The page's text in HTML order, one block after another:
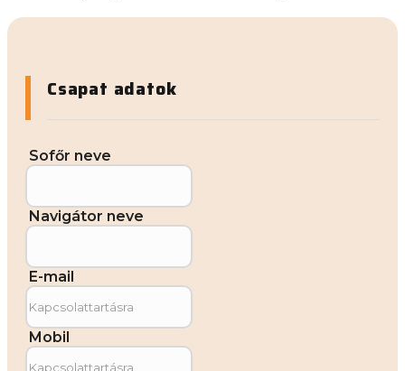
Csapat adatok
Sofőr neve
Navigátor neve
E-mail
Mobil